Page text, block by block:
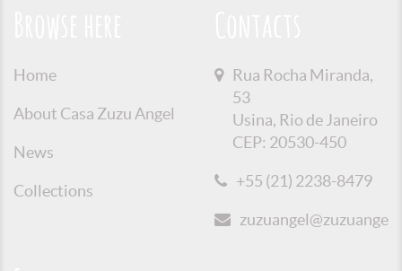
Home
About Casa Zuzu Angel
News
Collections
Rua Rocha Miranda,
53
Usina, Rio de Janeiro
CEP: 20530-450
+55 (21) 2238-8479